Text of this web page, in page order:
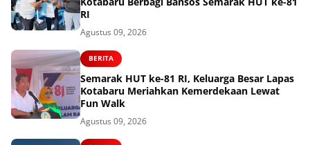
RI
Agustus 09, 2026
BERITA
Semarak HUT ke-81 RI, Keluarga Besar Lapas
Kotabaru Meriahkan Kemerdekaan Lewat
Fun Walk
Agustus 09, 2026